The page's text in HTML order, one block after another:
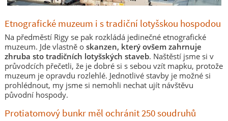
Etnografické muzeum i s tradiční lotyšskou hospodou
Na předměstí Rigy se pak rozkládá jedinečné etnografické
muzeum. Jde vlastně o skanzen, který ovšem zahrnuje
zhruba sto tradičních lotyšských staveb. Naštěstí jsme si v
průvodcích přečetli, že je dobré si s sebou vzít mapku, protože
muzeum je opravdu rozlehlé. Jednotlivé stavby je možné si
prohlédnout, my jsme si nemohli nechat ujít návštěvu
původní hospody.
Protiatomový bunkr měl ochránit 250 soudruhů